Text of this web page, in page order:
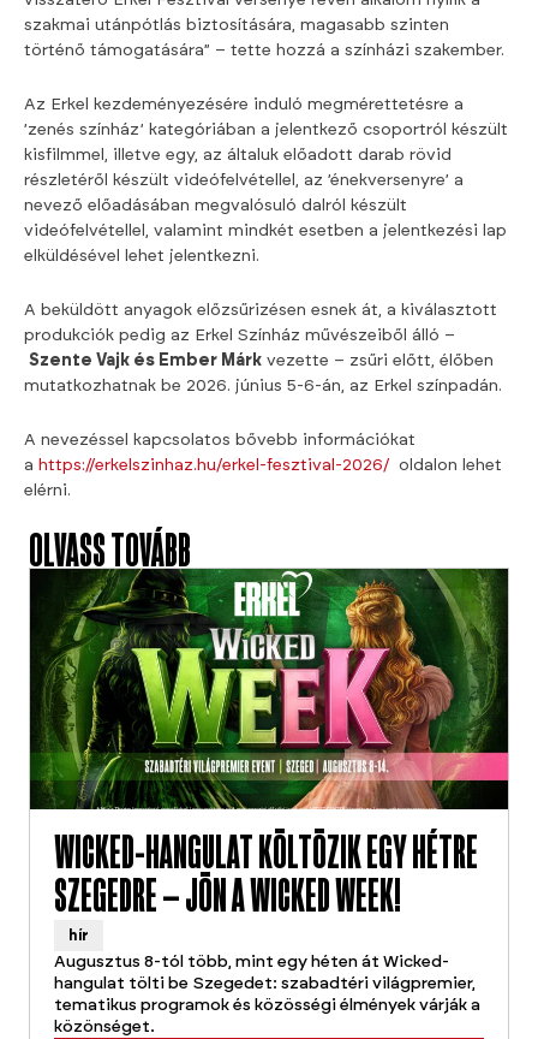
szakmai utánpótlás biztosítására, magasabb szinten
történő támogatására” – tette hozzá a színházi szakember.
Az Erkel kezdeményezésére induló megmérettetésre a
’zenés színház’ kategóriában a jelentkező csoportról készült
kisfilmmel, illetve egy, az általuk előadott darab rövid
részletéről készült videófelvétellel, az ’énekversenyre’ a
nevező előadásában megvalósuló dalról készült
videófelvétellel, valamint mindkét esetben a jelentkezési lap
elküldésével lehet jelentkezni.
A beküldött anyagok előzsűrizésen esnek át, a kiválasztott
produkciók pedig az Erkel Színház művészeiből álló –
Szente Vajk és Ember Márk vezette – zsűri előtt, élőben
mutatkozhatnak be 2026. június 5-6-án, az Erkel színpadán.
A nevezéssel kapcsolatos bővebb információkat
a https://erkelszinhaz.hu/erkel-fesztival-2026/ oldalon lehet
elérni.
OLVASS TOVÁBB
WICKED-HANGULAT KÖLTÖZIK EGY HÉTRE
SZEGEDRE – JÖN A WICKED WEEK!
hír
Augusztus 8-tól több, mint egy héten át Wicked-
hangulat tölti be Szegedet: szabadtéri világpremier,
tematikus programok és közösségi élmények várják a
közönséget.